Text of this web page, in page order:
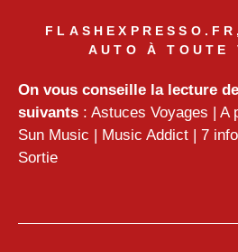
AUTO À TOUTE
On vous conseille la lecture
suivants : Astuces Voyages | A
Sun Music | Music Addict | 7 info
Sortie